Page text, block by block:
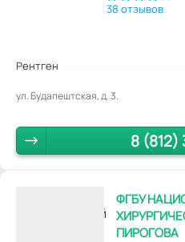
38 отзывов
Рентген
ул. Будапештская, д. 3.
8
ФГБУ
ПИРОГОВА